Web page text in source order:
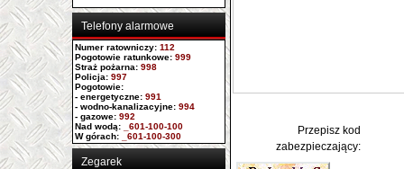
Telefony alarmowe
Numer ratowniczy: 112
Pogotowie ratunkowe: 999
Straż pożarna: 998
Policja: 997
Pogotowie:
- energetyczne: 991
- wodno-kanalizacyjne: 994
- gazowe: 992
Nad wodą: _601-100-100
W górach: _601-100-300
Zegarek
Przepisz kod
zabezpieczający: